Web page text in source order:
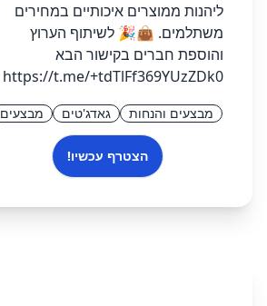
ליהנות ממוצרים איכותיים במחירים
משתלמים. 👜🎉 לשיתוף הערוץ
והוספת חברים בקישור הבא
https://t.me/+tdTlFf369YUzZDk0
מבצעים והנחות גאדג'טים מבצעים
הצטרף עכשיו!